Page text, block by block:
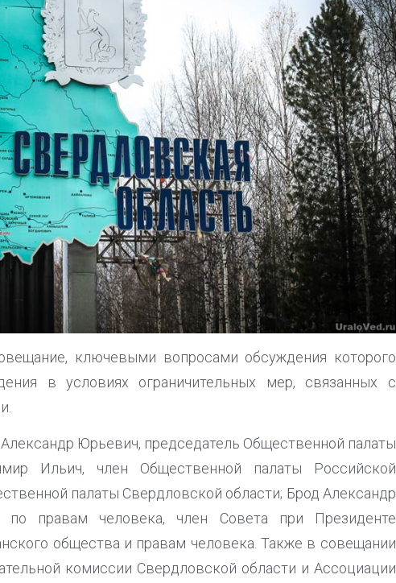
ключевыми вопросами обсуждения которого
в условиях ограничительных мер, связанных с
Юрьевич, председатель Общественной палаты
Ильич, член Общественной палаты Российской
палаты Свердловской области; Брод Александр
правам человека, член Совета при Президенте
общества и правам человека. Также в совещании
комиссии Свердловской области и Ассоциации